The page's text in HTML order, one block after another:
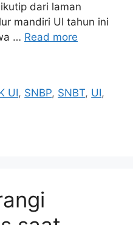
dari laman
mandiri UI tahun ini
… Read more
UI, SNBP, SNBT, UI,